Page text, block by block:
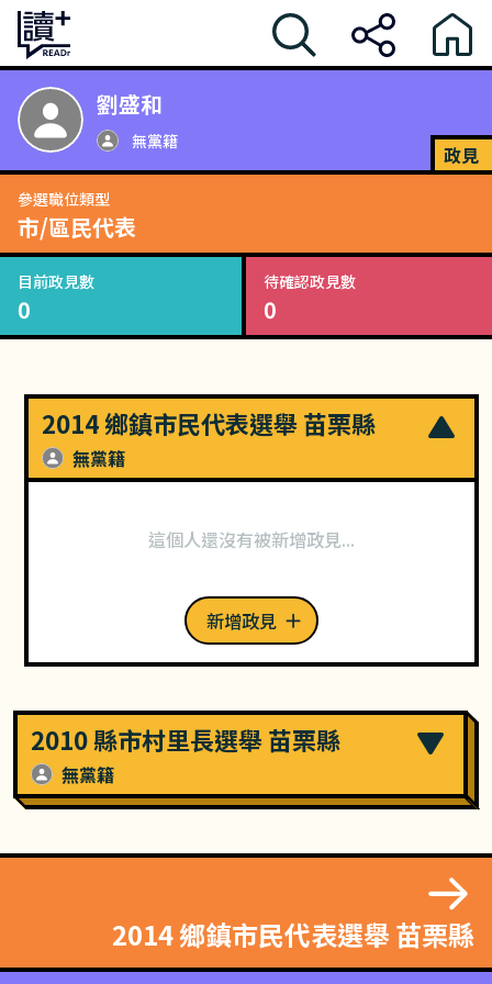
劉盛和
無黨籍
政見
參選職位類型
市/區民代表
目前政見數
0
待確認政見數
0
2014 鄉鎮市民代表選舉 苗栗縣
無黨籍
這個人還沒有被新增政見...
新增政見
2010 縣市村里長選舉 苗栗縣
無黨籍
2014 鄉鎮市民代表選舉 苗栗縣